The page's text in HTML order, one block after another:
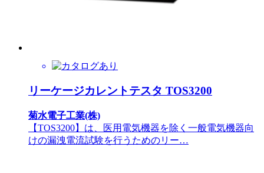
リーケージカレントテスタ TOS3200
菊水電子工業(株)
【TOS3200】は、医用電気機器を除く一般電気機器向
けの漏洩電流試験を行うためのリー…